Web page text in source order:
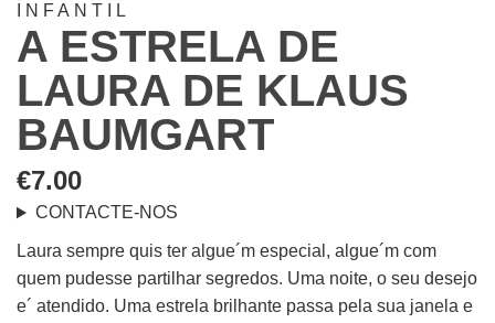
INFANTIL
A ESTRELA DE
LAURA DE KLAUS
BAUMGART
€7.00
CONTACTE-NOS
Laura sempre quis ter algue´m especial, algue´m com
quem pudesse partilhar segredos. Uma noite, o seu desejo
e´ atendido. Uma estrela brilhante passa pela sua janela e